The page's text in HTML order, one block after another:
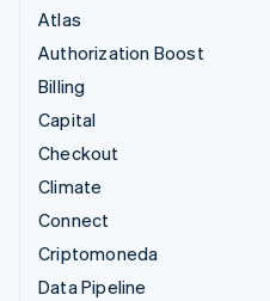
Atlas
Authorization Boost
Billing
Capital
Checkout
Climate
Connect
Criptomoneda
Data Pipeline